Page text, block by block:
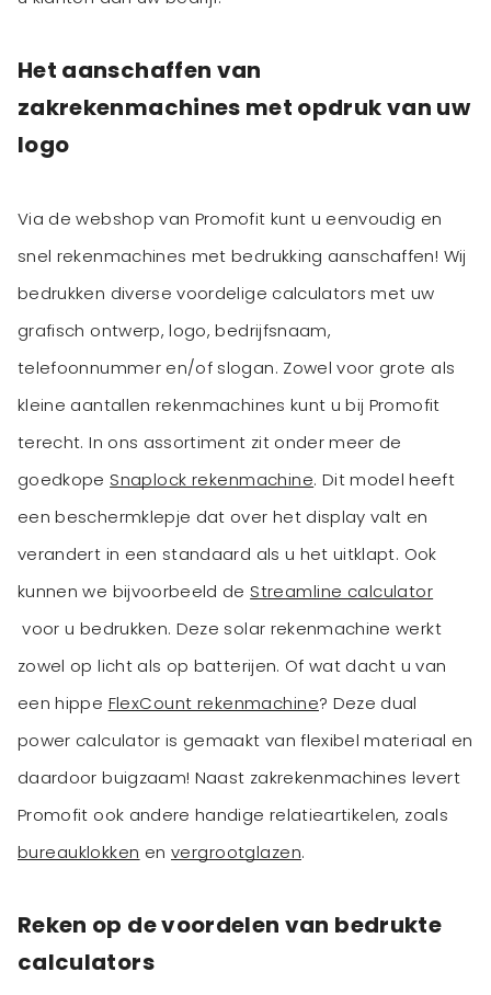
Het aanschaffen van
zakrekenmachines met opdruk van uw
logo
Via de webshop van Promofit kunt u eenvoudig en
snel rekenmachines met bedrukking aanschaffen! Wij
bedrukken diverse voordelige calculators met uw
grafisch ontwerp, logo, bedrijfsnaam,
telefoonnummer en/of slogan. Zowel voor grote als
kleine aantallen rekenmachines kunt u bij Promofit
terecht. In ons assortiment zit onder meer de
goedkope Snaplock rekenmachine. Dit model heeft
een beschermklepje dat over het display valt en
verandert in een standaard als u het uitklapt. Ook
kunnen we bijvoorbeeld de Streamline calculator
voor u bedrukken. Deze solar rekenmachine werkt
zowel op licht als op batterijen. Of wat dacht u van
een hippe FlexCount rekenmachine? Deze dual
power calculator is gemaakt van flexibel materiaal en
daardoor buigzaam! Naast zakrekenmachines levert
Promofit ook andere handige relatieartikelen, zoals
bureauklokken en vergrootglazen
Reken op de voordelen van bedrukte
calculators